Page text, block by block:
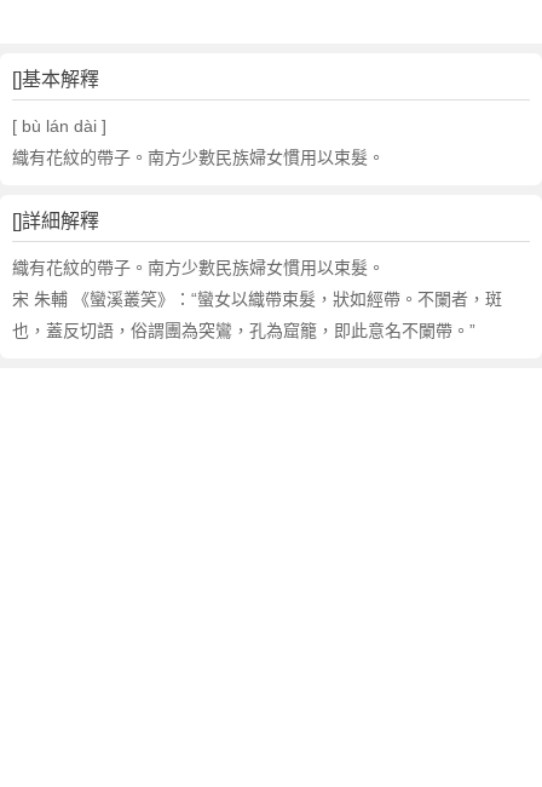
[]基本解釋
[ bù lán dài ]
織有花紋的帶子。南方少數民族婦女慣用以束髮。
[]詳細解釋
織有花紋的帶子。南方少數民族婦女慣用以束髮。
宋 朱輔 《蠻溪叢笑》：“蠻女以織帶束髮，狀如經帶。不闌者，斑
也，蓋反切語，俗謂團為突鸞，孔為窟籠，即此意名不闌帶。”